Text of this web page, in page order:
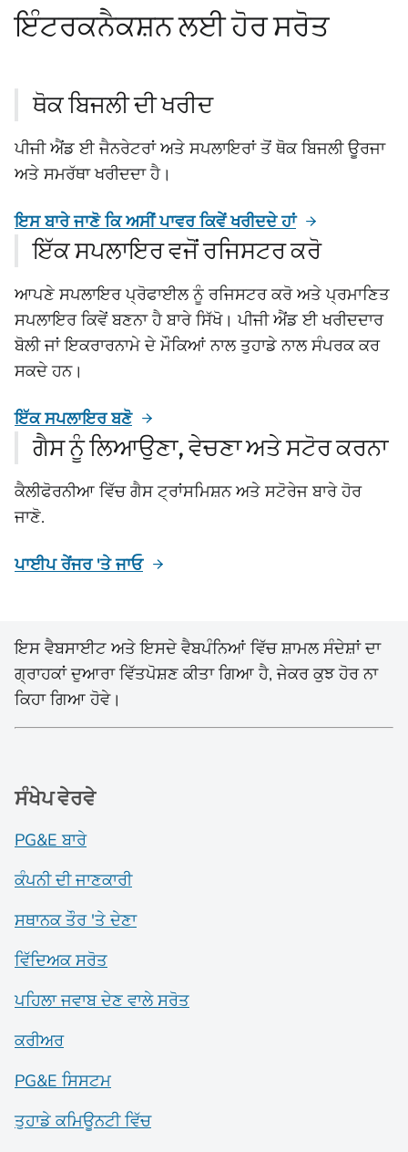
ਇੰਟਰਕਨੈਕਸ਼ਨ ਲਈ ਹੋਰ ਸਰੋਤ
ਥੋਕ ਬਿਜਲੀ ਦੀ ਖਰੀਦ
ਪੀਜੀ ਐਂਡ ਈ ਜੈਨਰੇਟਰਾਂ ਅਤੇ ਸਪਲਾਇਰਾਂ ਤੋਂ ਥੋਕ ਬਿਜਲੀ ਊਰਜਾ
ਅਤੇ ਸਮਰੱਥਾ ਖਰੀਦਦਾ ਹੈ।
ਇਸ ਬਾਰੇ ਜਾਣੋ ਕਿ ਅਸੀਂ ਪਾਵਰ ਕਿਵੇਂ ਖਰੀਦਦੇ ਹਾਂ
ਇੱਕ ਸਪਲਾਇਰ ਵਜੋਂ ਰਜਿਸਟਰ ਕਰੋ
ਆਪਣੇ ਸਪਲਾਇਰ ਪ੍ਰੋਫਾਈਲ ਨੂੰ ਰਜਿਸਟਰ ਕਰੋ ਅਤੇ ਪ੍ਰਮਾਣਿਤ
ਸਪਲਾਇਰ ਕਿਵੇਂ ਬਣਨਾ ਹੈ ਬਾਰੇ ਸਿੱਖੋ। ਪੀਜੀ ਐਂਡ ਈ ਖਰੀਦਦਾਰ
ਬੋਲੀ ਜਾਂ ਇਕਰਾਰਨਾਮੇ ਦੇ ਮੌਕਿਆਂ ਨਾਲ ਤੁਹਾਡੇ ਨਾਲ ਸੰਪਰਕ ਕਰ
ਸਕਦੇ ਹਨ।
ਇੱਕ ਸਪਲਾਇਰ ਬਣੋ
ਗੈਸ ਨੂੰ ਲਿਆਉਣਾ, ਵੇਚਣਾ ਅਤੇ ਸਟੋਰ ਕਰਨਾ
ਕੈਲੀਫੋਰਨੀਆ ਵਿੱਚ ਗੈਸ ਟ੍ਰਾਂਸਮਿਸ਼ਨ ਅਤੇ ਸਟੋਰੇਜ ਬਾਰੇ ਹੋਰ
ਜਾਣੋ.
ਪਾਈਪ ਰੇਂਜਰ 'ਤੇ ਜਾਓ
ਇਸ ਵੈਬਸਾਈਟ ਅਤੇ ਇਸਦੇ ਵੈਬਪੰਨਿਆਂ ਵਿੱਚ ਸ਼ਾਮਲ ਸੰਦੇਸ਼ਾਂ ਦਾ
ਗ੍ਰਾਹਕਾਂ ਦੁਆਰਾ ਵਿੱਤਪੋਸ਼ਣ ਕੀਤਾ ਗਿਆ ਹੈ, ਜੇਕਰ ਕੁਝ ਹੋਰ ਨਾ
ਕਿਹਾ ਗਿਆ ਹੋਵੇ।
ਸੰਖੇਪ ਵੇਰਵੇ
PG&E ਬਾਰੇ
ਕੰਪਨੀ ਦੀ ਜਾਣਕਾਰੀ
ਸਥਾਨਕ ਤੌਰ 'ਤੇ ਦੇਣਾ
ਵਿੱਦਿਅਕ ਸਰੋਤ
ਪਹਿਲਾ ਜਵਾਬ ਦੇਣ ਵਾਲੇ ਸਰੋਤ
ਕਰੀਅਰ
PG&E ਸਿਸਟਮ
ਤੁਹਾਡੇ ਕਮਿਊਨਟੀ ਵਿੱਚ